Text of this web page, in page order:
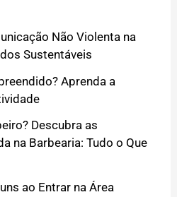
Não Violenta na
Sustentáveis
Aprenda a
Descubra as
na Barbearia: Tudo o Que
ao Entrar na Área